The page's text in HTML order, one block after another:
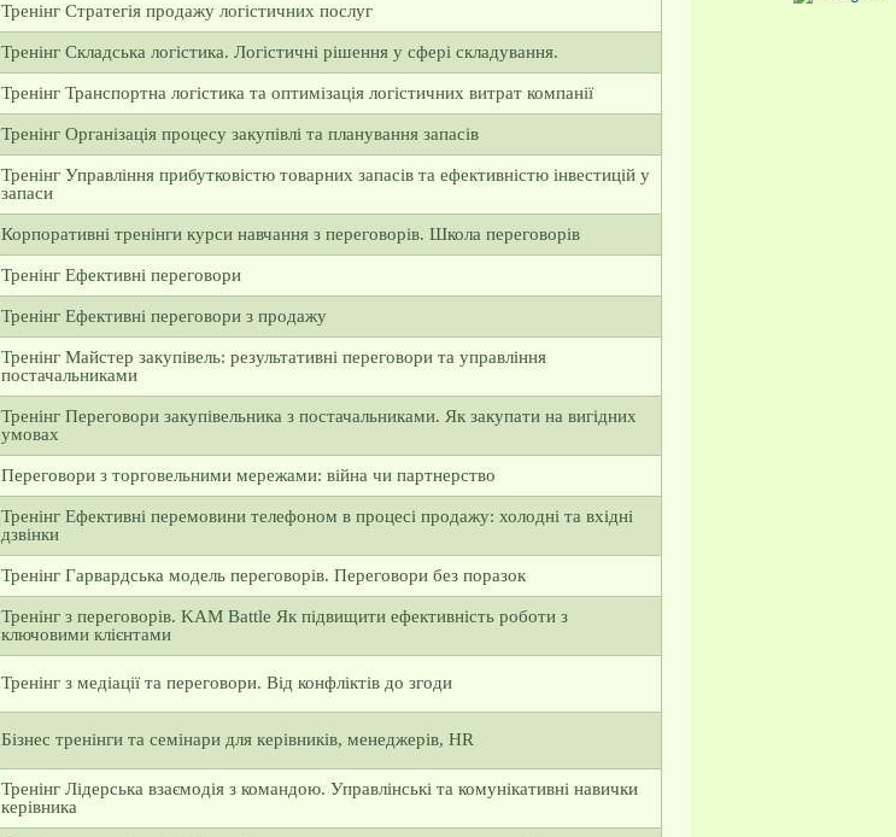
Тренінг Стратегія продажу логістичних послуг
Тренінг Складська логістика. Логістичні рішення у сфері складування.
Тренінг Транспортна логістика та оптимізація логістичних витрат компанії
Тренінг Організація процесу закупівлі та планування запасів
Тренінг Управління прибутковістю товарних запасів та ефективністю інвестицій у
запаси
Корпоративні тренінги курси навчання з переговорів. Школа переговорів
Тренінг Ефективні переговори
Тренінг Ефективні переговори з продажу
Тренінг Майстер закупівель: результативні переговори та управління
постачальниками
Тренінг Переговори закупівельника з постачальниками. Як закупати на вигідних
умовах
Переговори з торговельними мережами: війна чи партнерство
Тренінг Ефективні перемовини телефоном в процесі продажу: холодні та вхідні
дзвінки
Тренінг Гарвардська модель переговорів. Переговори без поразок
Тренінг з переговорів. KAM Battle Як підвищити ефективність роботи з
ключовими клієнтами
Тренінг з медіації та переговори. Від конфліктів до згоди
Бізнес тренінги та семінари для керівників, менеджерів, HR
Тренінг Лідерська взаємодія з командою. Управлінські та комунікативні навички
керівника